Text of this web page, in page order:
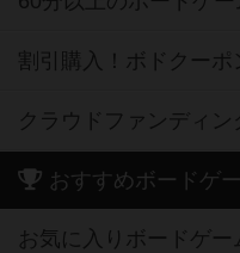
割引購入！ボドクーポ
クラウドファンディン
おすすめボードゲ
お気に入りボードゲー